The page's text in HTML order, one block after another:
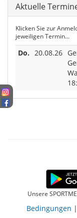
Aktuelle
Klicken Sie zur
jeweiligen Termin...
Do. 20.08.26
Unsere
Bedingungen |